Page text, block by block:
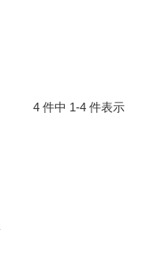
4 件中 1-4 件表示